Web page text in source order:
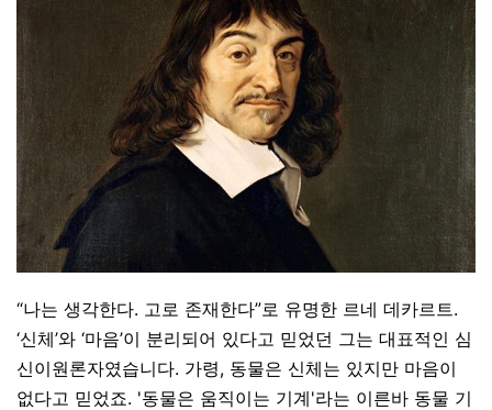
“나는 생각한다. 고로 존재한다”로 유명한 르네 데카르트.
‘신체’와 ‘마음’이 분리되어 있다고 믿었던 그는 대표적인 심
신이원론자였습니다. 가령, 동물은 신체는 있지만 마음이
없다고 믿었죠. '동물은 움직이는 기계'라는 이른바 동물 기